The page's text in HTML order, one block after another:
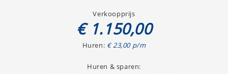
Verkoopprijs
€ 1.150,00
Huren: € 23,00 p/m
Huren & sparen: